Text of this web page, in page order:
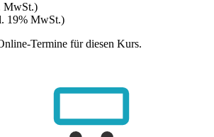
MwSt.)
19% MwSt.)
Termine für diesen Kurs.